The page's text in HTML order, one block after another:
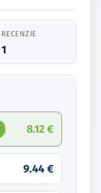
RECENZIE
1
8.12 €
9.44 €